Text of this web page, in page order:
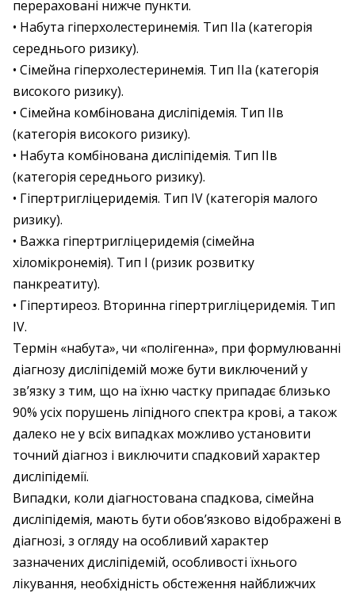
перераховані нижче пункти.
• Набута гіперхолестеринемія. Тип ІІа (категорія
середнього ризику).
• Сімейна гіперхолестеринемія. Тип ІІа (категорія
високого ризику).
• Сімейна комбінована дисліпідемія. Тип ІІв
(категорія високого ризику).
• Набута комбінована дисліпідемія. Тип ІІв
(категорія середнього ризику).
• Гіпертригліцеридемія. Тип IV (категорія малого
ризику).
• Важка гіпертригліцеридемія (сімейна
хіломікронемія). Тип І (ризик розвитку
панкреатиту).
• Гіпертиреоз. Вторинна гіпертригліцеридемія. Тип
IV.
Термін «набута», чи «полігенна», при формулюванні
діагнозу дисліпідемій може бути виключений у
зв’язку з тим, що на їхню частку припадає близько
90% усіх порушень ліпідного спектра крові, а також
далеко не у всіх випадках можливо установити
точний діагноз і виключити спадковий характер
дисліпідемії.
Випадки, коли діагностована спадкова, сімейна
дисліпідемія, мають бути обов’язково відображені в
діагнозі, з огляду на особливий характер
зазначених дисліпідемій, особливості їхнього
лікування, необхідність обстеження найближчих